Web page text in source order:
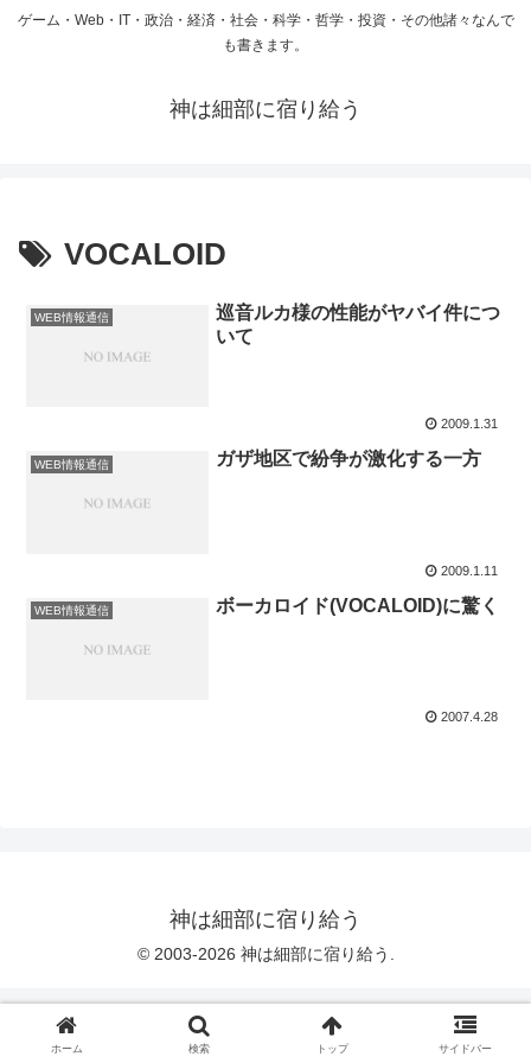
ゲーム・Web・IT・政治・経済・社会・科学・哲学・投資・その他諸々なんで
も書きます。
神は細部に宿り給う
VOCALOID
WEB情報通信
巡音ルカ様の性能がヤバイ件につ
いて
2009.1.31
WEB情報通信 ガザ地区で紛争が激化する一方
2009.1.11
WEB情報通信 ボーカロイド(VOCALOID)に驚く
2007.4.28
神は細部に宿り給う
© 2003-2026 神は細部に宿り給う.
ホーム 検索 トップ サイドバー